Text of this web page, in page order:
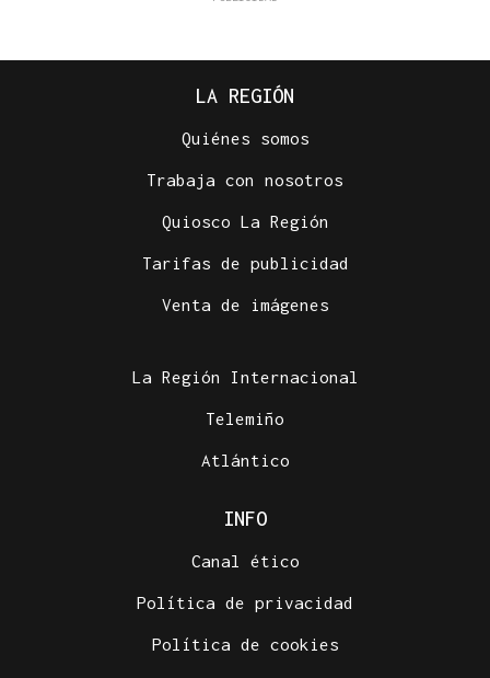
LA REGIÓN
Quiénes somos
Trabaja con nosotros
Quiosco La Región
Tarifas de publicidad
Venta de imágenes
La Región Internacional
Telemiño
Atlántico
INFO
Canal ético
Política de privacidad
Política de cookies